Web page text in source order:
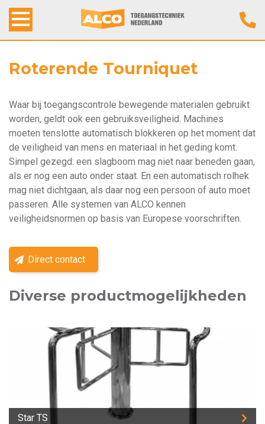
Producten
Werkwijze
Contact
Roterende Tourniquet
Waar bij toegangscontrole bewegende materialen gebruikt
worden, geldt ook een gebruiksveiligheid. Machines
moeten tenslotte automatisch blokkeren op het moment dat
de veiligheid van mens en materiaal in het geding komt.
Simpel gezegd: een slagboom mag niet naar beneden gaan,
als er nog een auto onder staat. En een automatisch rolhek
mag niet dichtgaan, als daar nog een persoon of auto moet
passeren. Alle systemen van ALCO kennen
veiligheidsnormen op basis van Europese voorschriften.
Direct contact
Diverse productmogelijkheden
Star TS